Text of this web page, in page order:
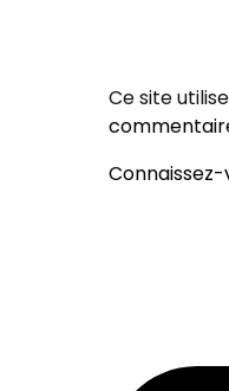
Ce site